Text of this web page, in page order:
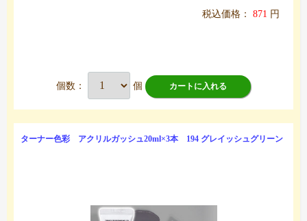
税込価格： 871 円
個数： 個 カートに入れる
ターナー色彩 アクリルガッシュ20ml×3本 194 グレイッシュグリーン